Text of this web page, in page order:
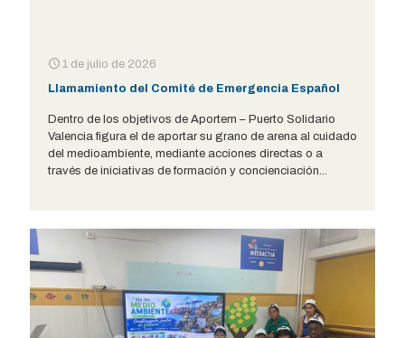
1 de julio de 2026
Llamamiento del Comité de Emergencia Español
Dentro de los objetivos de Aportem – Puerto Solidario
Valencia figura el de aportar su grano de arena al cuidado
del medioambiente, mediante acciones directas o a
través de iniciativas de formación y concienciación...